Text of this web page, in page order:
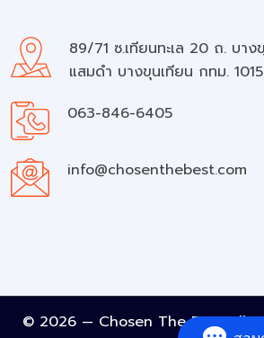
89/71 ซ.เทียนทะเล 20 ถ. บาง
แสมดำ บางขุนเทียน กทม.
063-846-6405
info@chosenthebest.com
© 2026 — Chosen The Best All